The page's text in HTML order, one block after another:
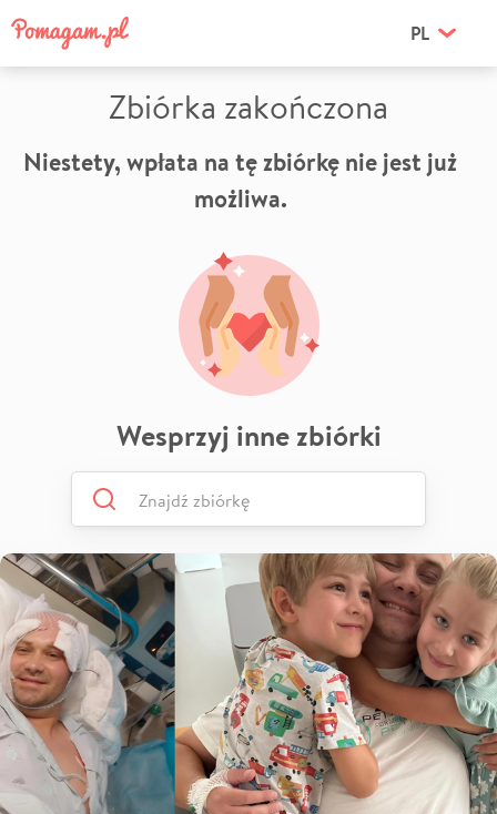
PL
Zbiórka zakończona
Niestety, wpłata na tę zbiórkę nie jest już
możliwa.
Wesprzyj inne zbiórki